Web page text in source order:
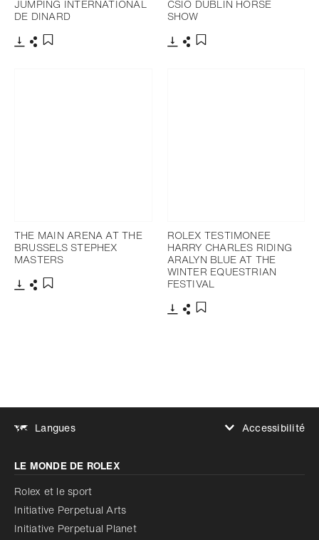
JUMPING INTERNATIONAL
DE DINARD
CSIO DUBLIN HORSE
SHOW
THE MAIN ARENA AT THE
BRUSSELS STEPHEX
MASTERS
ROLEX TESTIMONEE
HARRY CHARLES RIDING
ARALYN BLUE AT THE
WINTER EQUESTRIAN
FESTIVAL
Langues
Accessibilité
Augmenter le contraste
Désactivé
Réduire les animations
Réduire les animations
Désactivé
LE MONDE DE ROLEX
Rolex et le sport
Initiative Perpetual Arts
Initiative Perpetual Planet